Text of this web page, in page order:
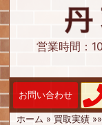
営業時間：
ホーム » 買取実績 »»